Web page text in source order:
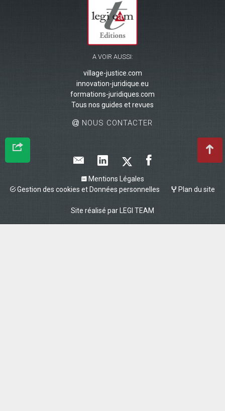
A VOIR AUSSI:
village-justice.com
innovation-juridique.eu
formations-juridiques.com
Tous nos guides et revues
NOUS CONTACTER
Mentions Légales
Gestion des cookies et Données personnelles
Plan du site
Site réalisé par LEGI TEAM